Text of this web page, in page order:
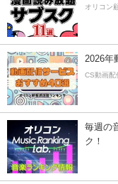
オリコン
2026年
CS動画配
毎週の
ク！